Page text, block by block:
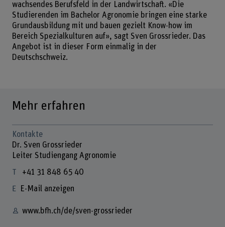
wachsendes Berufsfeld in der Landwirtschaft. «Die
Studierenden im Bachelor Agronomie bringen eine starke
Grundausbildung mit und bauen gezielt Know-how im
Bereich Spezialkulturen auf», sagt Sven Grossrieder. Das
Angebot ist in dieser Form einmalig in der
Deutschschweiz.
Mehr erfahren
Kontakte
Dr. Sven Grossrieder
Leiter Studiengang Agronomie
+41 31 848 65 40
E-Mail anzeigen
www.bfh.ch/de/sven-grossrieder